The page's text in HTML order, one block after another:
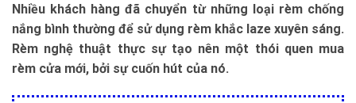
Nhiều khách hàng đã chuyển từ những loại rèm chống
nắng bình thường để sử dụng rèm khắc laze xuyên sáng.
Rèm nghệ thuật thực sự tạo nên một thói quen mua
rèm cửa mới, bởi sự cuốn hút của nó.